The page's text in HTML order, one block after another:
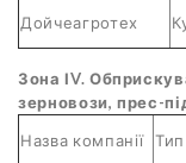
Дойчеагротех
Зона ІV.
зерновози, прес-
Назва компанії Тип